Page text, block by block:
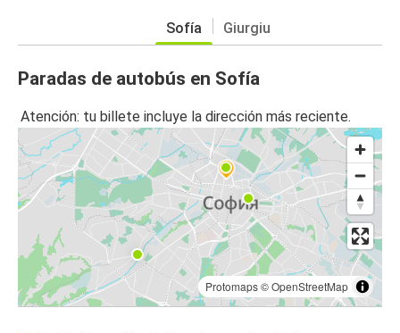
Sofía Giurgiu
Paradas de autobús en Sofía
Atención: tu billete incluye la dirección más reciente.
Protomaps©OpenStreetMap